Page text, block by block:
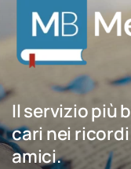
Il servizio più
cari nei
amici.